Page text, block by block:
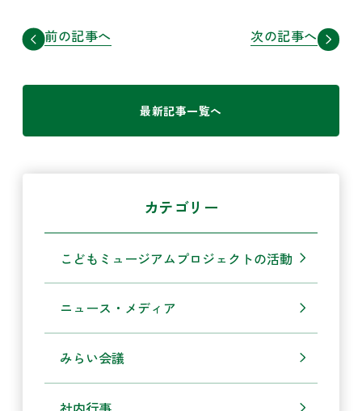
前の記事へ
最新記事一覧へ
次の記事へ
カテゴリー
こどもミュージアムプロジェクトの活動
ニュース・メディア
みらい会議